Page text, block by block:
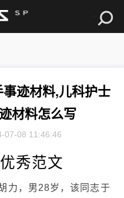
迹材料,儿科护士
材料怎么写
07-08 11:46:46
秀范文
力，男28岁，该同志于